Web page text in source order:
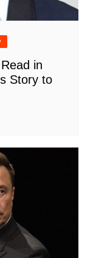
in
Story to